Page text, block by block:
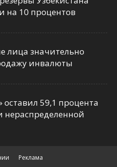
на 10 процентов
лица значительно
инвалюты
оставил 59,1 процента
Реклама